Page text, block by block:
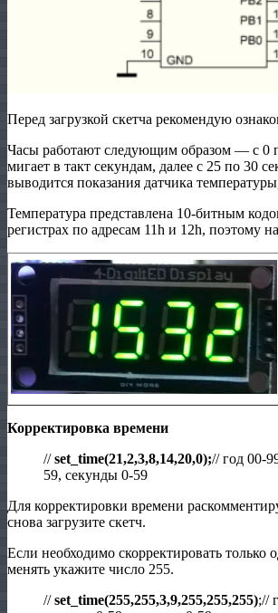
Перед загрузкой скетча рекомендую
Часы работают следующим образом — с 0
мигает в такт секундам, далее с 25 по 30
выводится показания датчика
Температура представлена 10-битным
регистрах по адресам 11h и 12h, поэтому
Корректировка времени
//set_time(21,2,3,8,14,20,0);// год 00-
59, секунды 0-59
Для корректировки времени
снова загрузите скетч.
Если необходимо скорректировать
менять укажите число 255.
//set_time(255,255,3,9,255,255,255);//